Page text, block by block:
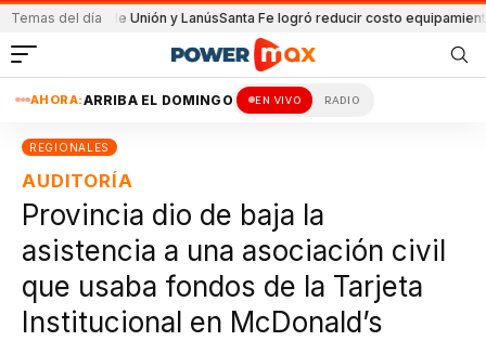
Temas del día
de Unión y LanúsSanta Fe logró reducir costo equipamiento
AHORA:ARRIBA EL DOMINGO EN VIVO RADIO
REGIONALES
AUDITORÍA
Provincia dio de baja la
asistencia a una asociación civil
que usaba fondos de la Tarjeta
Institucional en McDonald’s